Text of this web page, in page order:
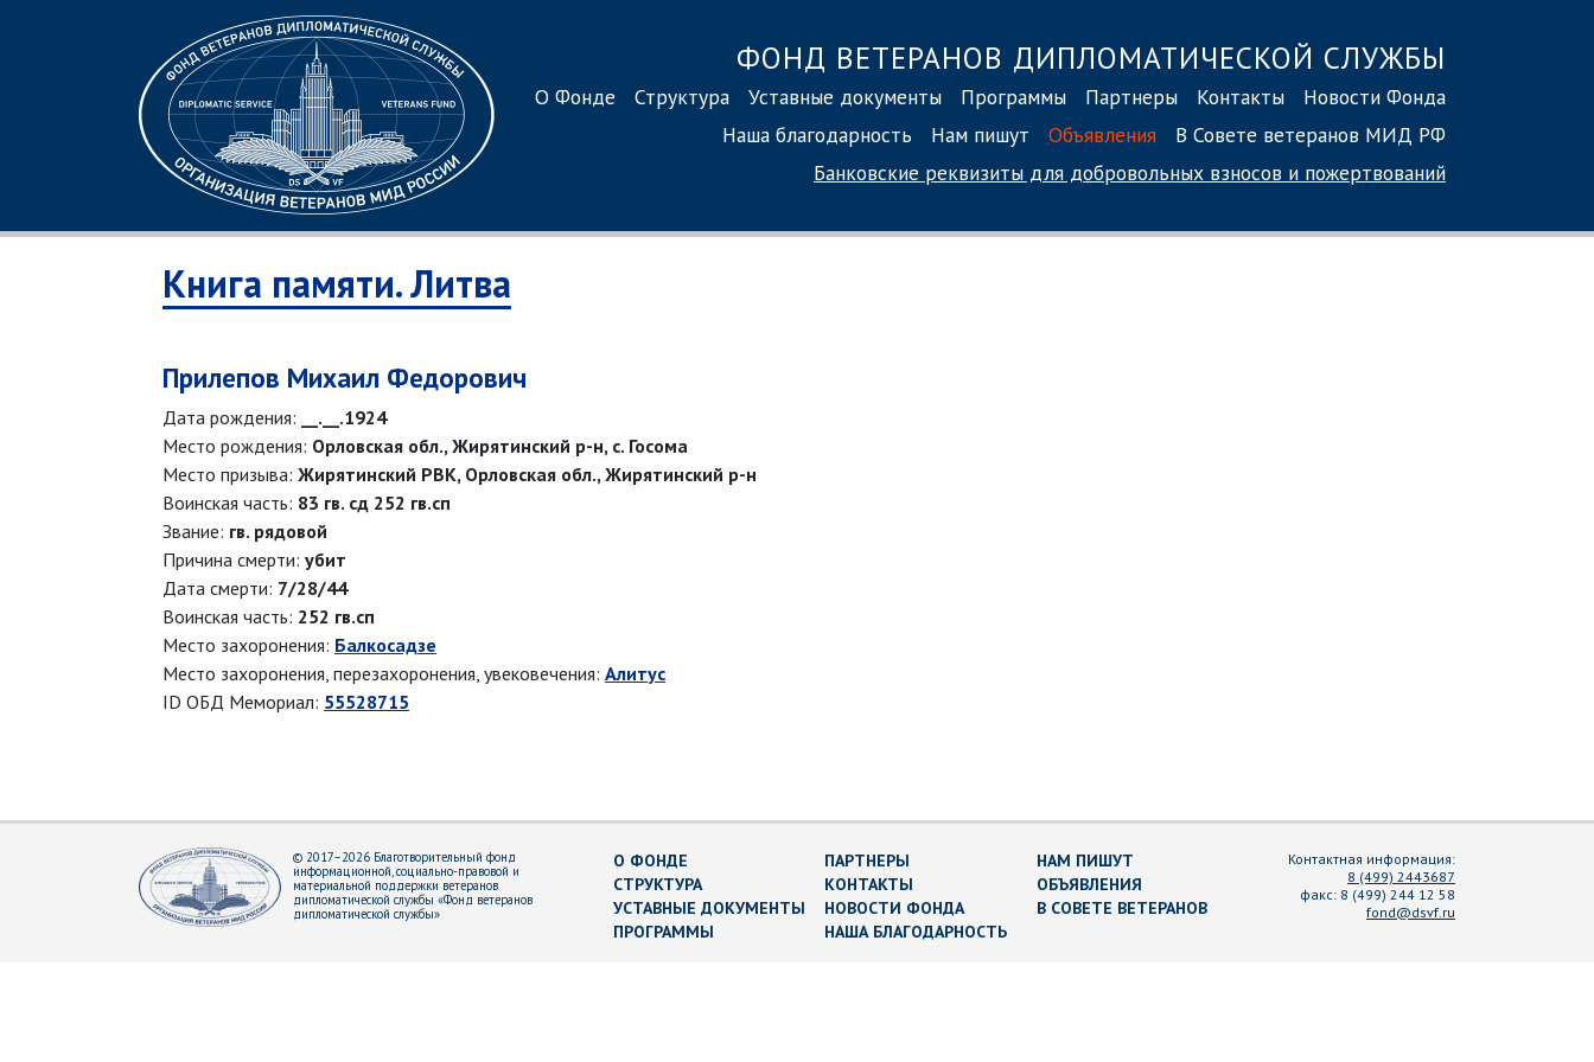
ФОНД ВЕТЕРАНОВ ДИПЛОМАТИЧЕСКОЙ СЛУЖБЫ
О Фонде Структура Уставные документы Программы Партнеры Контакты
Новости Фонда
Наша благодарность
Нам пишут Объявления
В Совете ветеранов МИД РФ
Банковские реквизиты для добровольных взносов и пожертвований
Книга памяти. Литва
Прилепов Михаил Федорович
Дата рождения:
__.__.1924
Место рождения: Орловская обл., Жирятинский р-н, с. Госома
Место призыва: Жирятинский РВК, Орловская обл., Жирятинский р-н
Воинская часть: 83 гв. сд 252 гв.сп
Звание: гв. рядовой
Причина смерти: убит
Дата смерти: 7/28/44
Воинская часть: 252 гв.сп
Место захоронения: Балкосадзе
Место захоронения, перезахоронения, увековечения: Алитус
ID ОБД Мемориал: 55528715
© 2017–2026 Благотворительный фонд
информационной, социально-правовой и
материальной поддержки ветеранов
дипломатической службы «Фонд ветеранов
дипломатической службы»
О ФОНДЕ
СТРУКТУРА
УСТАВНЫЕ ДОКУМЕНТЫ
ПРОГРАММЫ
ПАРТНЕРЫ
КОНТАКТЫ
НОВОСТИ ФОНДА
НАША БЛАГОДАРНОСТЬ
НАМ ПИШУТ
ОБЪЯВЛЕНИЯ
В СОВЕТЕ ВЕТЕРАНОВ
Контактная информация:
8 (499) 2443687
факс: 8 (499) 244 12 58
fond@dsvf.ru